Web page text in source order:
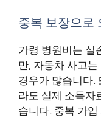
중복 보장으로
가령 병원비는 실
만, 자동차 사고
경우가 많습니다.
라도 실제 소득자
습니다. 중복 가